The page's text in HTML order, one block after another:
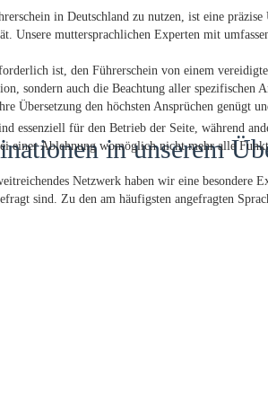
in Deutschland zu nutzen, ist eine
muttersprachlichen Experten mit
ist, den Führerschein von einem
sondern auch die Beachtung aller
Übersetzung den höchsten Ansprüchen genügt
in unserem
Netzwerk haben wir eine besondere
sind. Zu den am häufigsten angefragten
essenziell für den Betrieb der Seite, während
einer Ablehnung womöglich nicht mehr alle